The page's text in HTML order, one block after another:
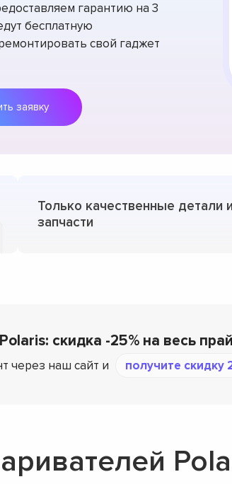
гарантию на 3
бесплатную
свой гаджет
Оставить заявку
Только качественные детали и
запчасти
скидка -25% на весь
через наш сайт и получите скидку